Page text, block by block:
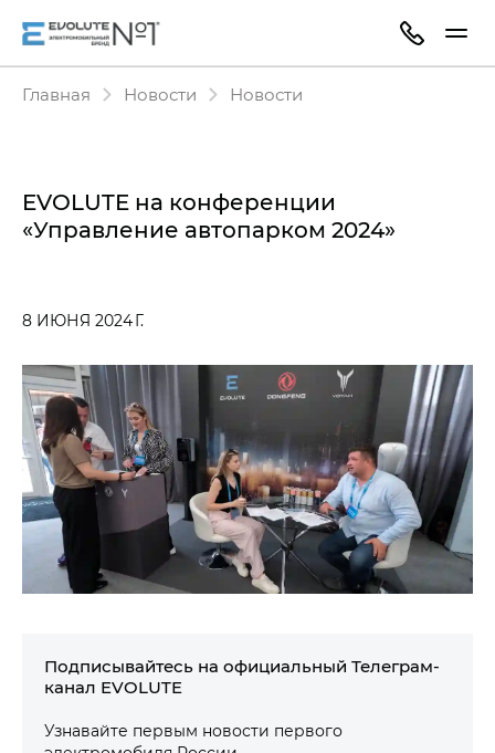
Главная Новости Новости
EVOLUTE на конференции
«Управление автопарком 2024»
8 ИЮНЯ 2024 Г.
Подписывайтесь на официальный Телеграм-
канал EVOLUTE
Узнавайте первым новости первого